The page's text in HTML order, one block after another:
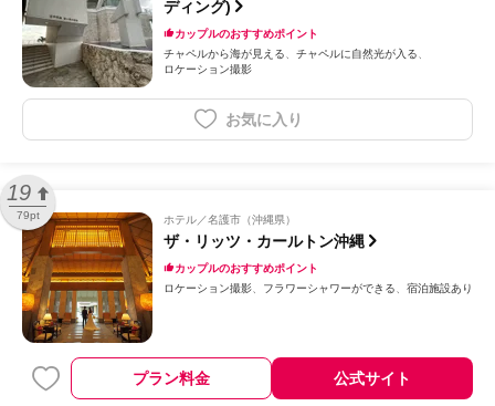
ディング)
カップルのおすすめポイント
チャペルから海が見える
チャペルに自然光が入る
ロケーション撮影
お気に入り
19
79pt ホテル 名護市（沖縄県）
ザ・リッツ・カールトン沖縄
カップルのおすすめポイント
ロケーション撮影
フラワーシャワーができる 宿泊施設あり
プラン料金 公式サイト